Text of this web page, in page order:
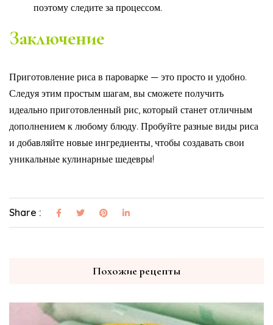
поэтому следите за процессом.
Заключение
Приготовление риса в пароварке — это просто и удобно.
Следуя этим простым шагам, вы сможете получить
идеально приготовленный рис, который станет отличным
дополнением к любому блюду. Пробуйте разные виды риса
и добавляйте новые ингредиенты, чтобы создавать свои
уникальные кулинарные шедевры!
Share :
Похожие рецепты